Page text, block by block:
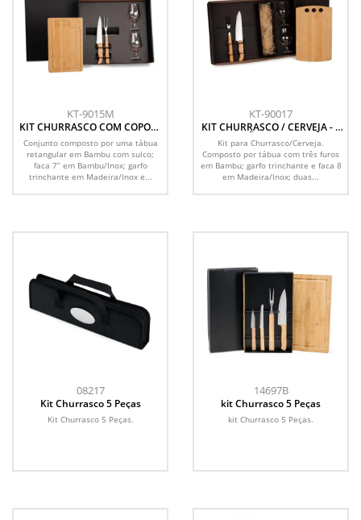
KT-9015M
KIT CHURRASCO COM COPOS -
Conjunto composto por uma tábua
retangular em Bambu com sulco;
faca 7” em Bambu/Inox; garfo
trinchante em Madeira/Inox e...
KT-90017
KIT CHURRASCO / CERVEJA - 5
PÇS - NÃO ACOMPANHA
GARRAFA
Kit para Churrasco/Cerveja.
Composto por tábua com três furos
em Bambu; garfo trinchante e faca 8
em Madeira/Inox; duas...
08217
Kit Churrasco 5 Peças
Kit Churrasco 5 Peças.
14697B
kit Churrasco 5 Peças
kit Churrasco 5 Peças.